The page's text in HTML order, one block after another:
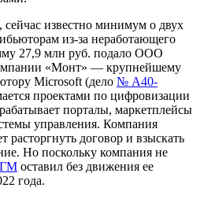
, сейчас известно минимум о двух
из-за неработающего
27,9 млн руб. подало ООО
«Монт» — крупнейшему
Microsoft (дело № А40-
проектами по цифровизации
порталы, маркетплейсы
управления. Компания
расторгнуть договор и взыскать
Но поскольку компания не
оставил без движения ее
года.